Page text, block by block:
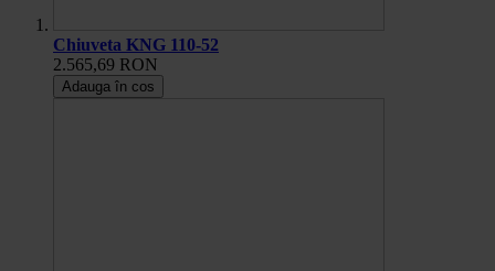
Chiuveta KNG 110-52
2.565,69 RON
Adauga în cos